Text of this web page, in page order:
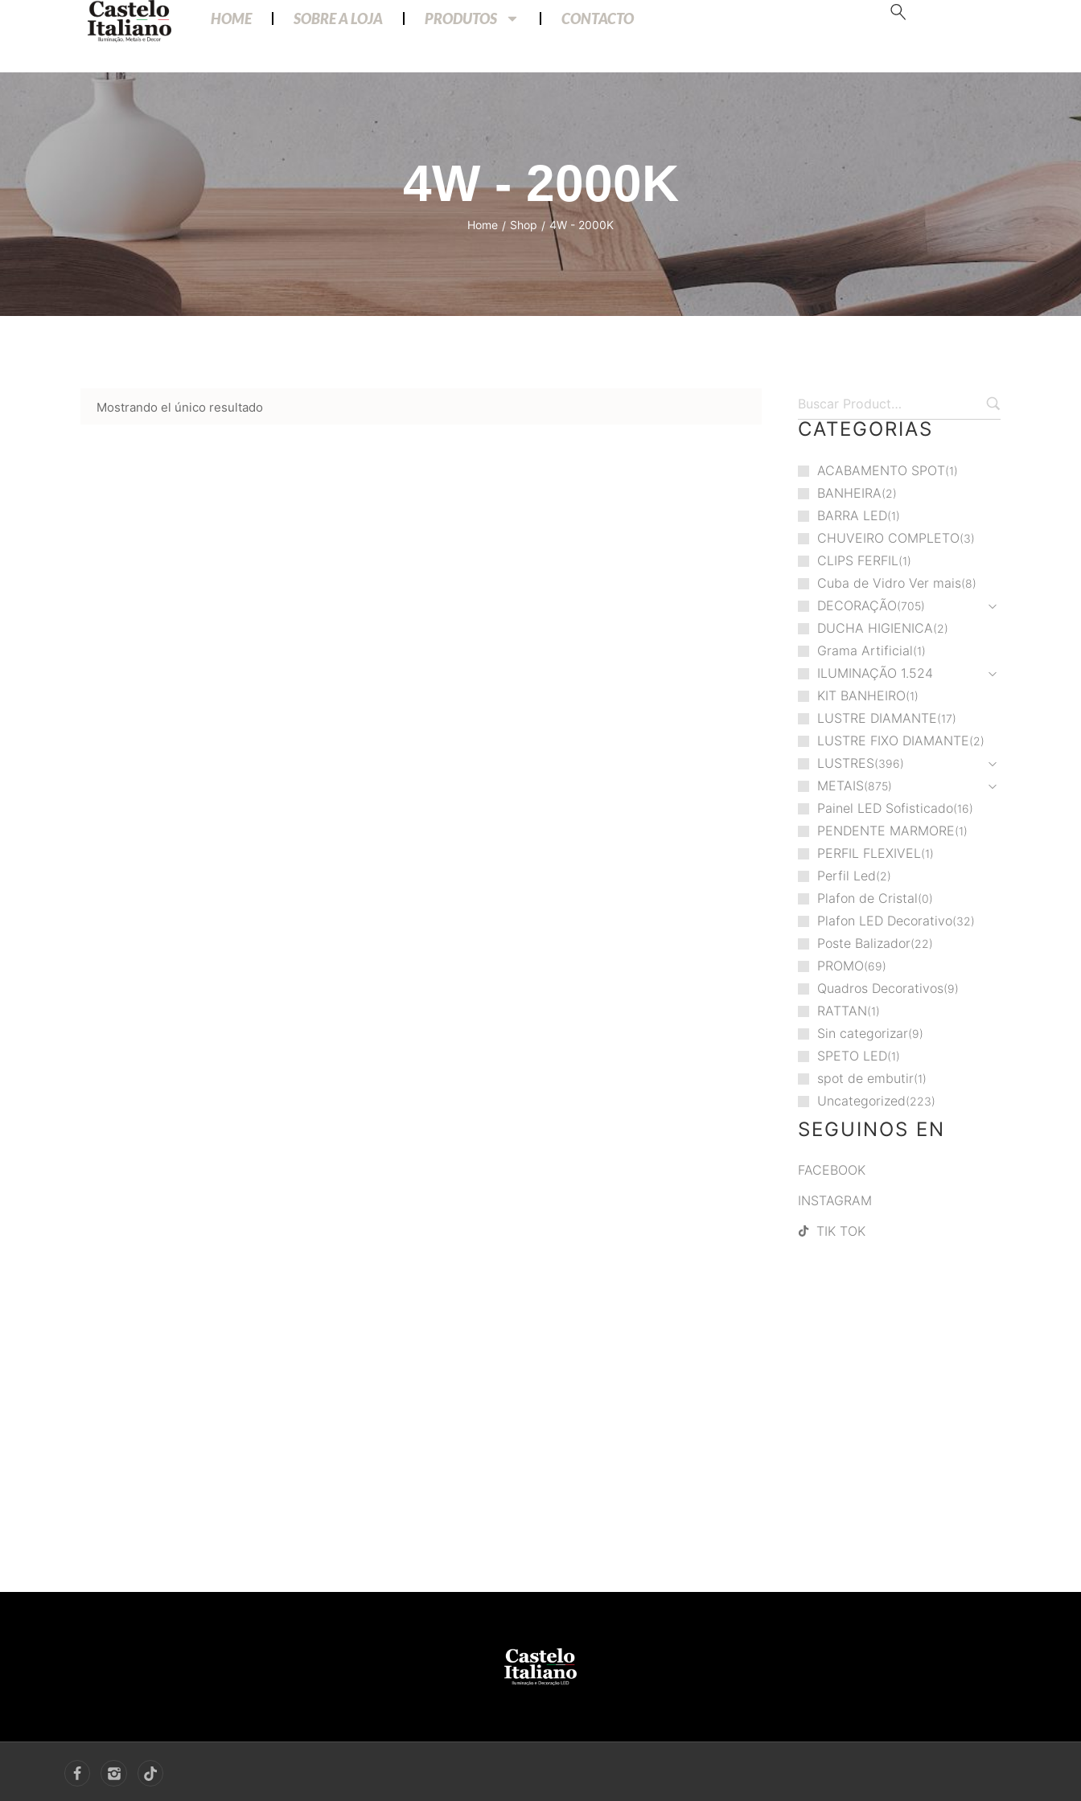
HOME SOBRE A LOJA PRODUTOS CONTACTO
4W - 2000K
Home / Shop / 4W - 2000K
Mostrando el único resultado
CATEGORIAS
ACABAMENTO SPOT 1
BANHEIRA 2
BARRA LED 1
CHUVEIRO COMPLETO 3
CLIPS FERFIL 1
Cuba de Vidro Ver mais 8
DECORAÇÃO 705
DUCHA HIGIENICA 2
Grama Artificial 1
ILUMINAÇÃO 1.524
KIT BANHEIRO 1
LUSTRE DIAMANTE 17
LUSTRE FIXO DIAMANTE 2
LUSTRES 396
METAIS 875
Painel LED Sofisticado 16
PENDENTE MARMORE 1
PERFIL FLEXIVEL 1
Perfil Led 2
Plafon de Cristal 0
Plafon LED Decorativo 32
Poste Balizador 22
PROMO 69
Quadros Decorativos 9
RATTAN 1
Sin categorizar 9
SPETO LED 1
spot de embutir 1
Uncategorized 223
SEGUINOS EN
FACEBOOK
INSTAGRAM
TIK TOK